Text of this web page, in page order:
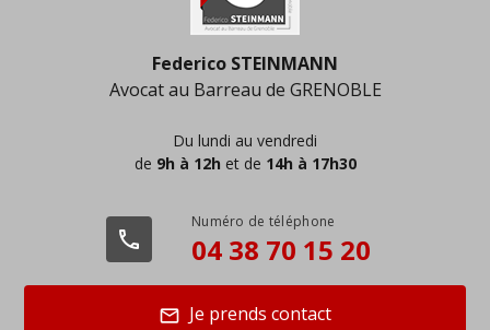
Federico STEINMANN
Avocat au Barreau de GRENOBLE
Du lundi au vendredi
de 9h à 12h et de 14h à 17h30
phone 04 38 70 15 20
mail Je prends contact